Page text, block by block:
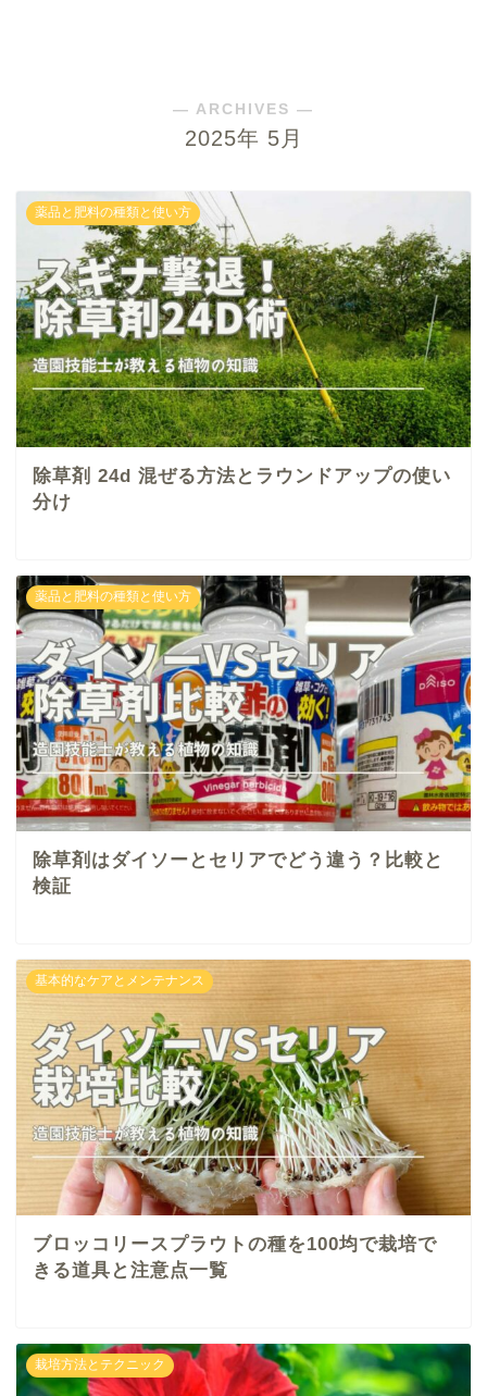
― ARCHIVES ―
2025年 5月
薬品と肥料の種類と使い方
除草剤 24d 混ぜる方法とラウンドアップの使い
分け
薬品と肥料の種類と使い方
除草剤はダイソーとセリアでどう違う？比較と
検証
基本的なケアとメンテナンス
ブロッコリースプラウトの種を100均で栽培で
きる道具と注意点一覧
栽培方法とテクニック